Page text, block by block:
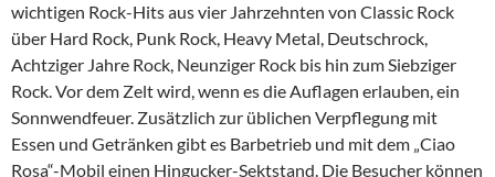
wichtigen Rock-Hits aus vier Jahrzehnten von Classic Rock
über Hard Rock, Punk Rock, Heavy Metal, Deutschrock,
Achtziger Jahre Rock, Neunziger Rock bis hin zum Siebziger
Rock. Vor dem Zelt wird, wenn es die Auflagen erlauben, ein
Sonnwendfeuer. Zusätzlich zur üblichen Verpflegung mit
Essen und Getränken gibt es Barbetrieb und mit dem „Ciao
Rosa“-Mobil einen Hingucker-Sektstand. Die Besucher können